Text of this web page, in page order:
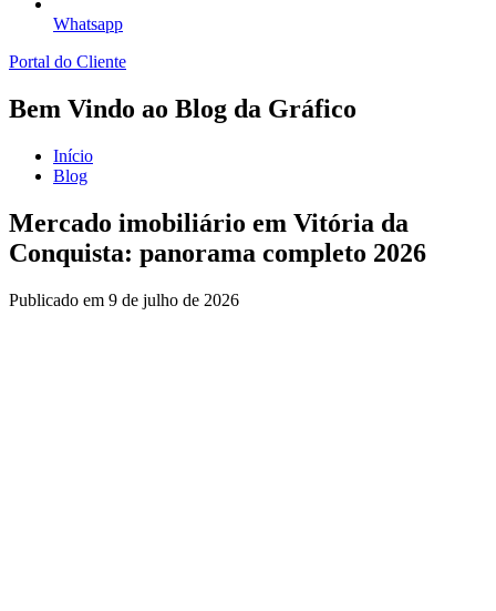
Whatsapp
Portal do Cliente
Bem Vindo ao Blog da Gráfico
Início
Blog
Mercado imobiliário em Vitória da
Conquista: panorama completo 2026
Publicado em 9 de julho de 2026